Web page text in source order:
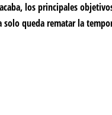
los principales
solo queda rematar la